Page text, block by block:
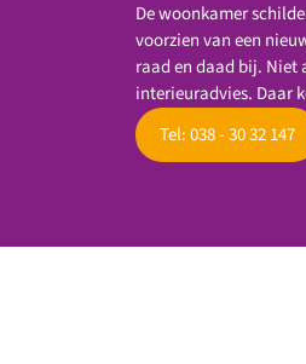
De woonkamer
voorzien van een
raad en daad bij. Niet
interieuradvies. Daar
Tel: 038 - 30 32 147